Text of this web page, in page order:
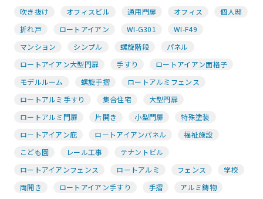
吹き抜け
オフィスビル 通用門扉 オフィス
個人邸
折れ戸
ロートアイアン WI-G301
WI-F49
マンション
シンプル 螺旋階段
パネル
ロートアイアン大型門扉
手すり
ロートアイアン面格子
モデルルーム
螺旋手摺
ロートアルミフェンス
ロートアルミ手すり
集合住宅
大型門扉
ロートアルミ門扉
片開き 小型門扉
特殊塗装
ロートアイアン庇
ロートアイアンパネル
福祉施設
こども園
レール工事
テナントビル
ロートアイアンフェンス
ロートアルミ フェンス
学校
両開き
ロートアイアン手すり 手摺
アルミ鋳物